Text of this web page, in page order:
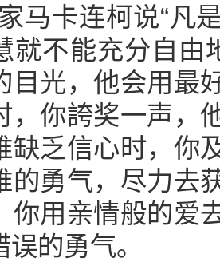
马卡连柯说“凡
就不能充分自由
目光，他会用最
，你誇奖一声，
缺乏信心时，你
的勇气，尽力去
你用亲情般的爱
的勇气。